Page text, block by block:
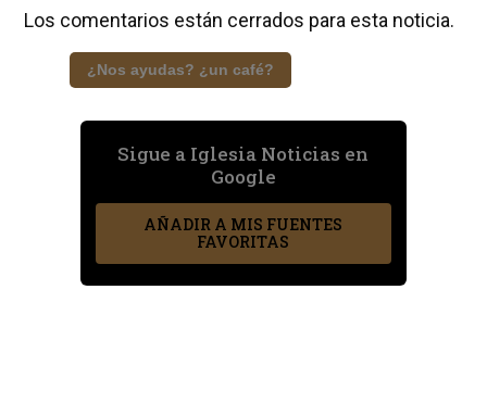
Los comentarios están cerrados para esta noticia.
¿Nos ayudas? ¿un café?
Sigue a Iglesia Noticias en
Google
AÑADIR A MIS FUENTES
FAVORITAS